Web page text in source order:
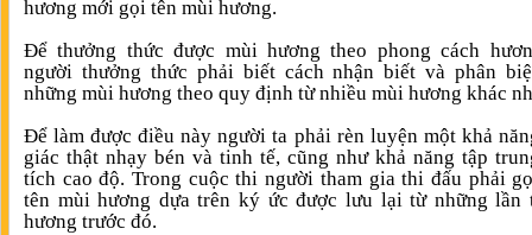
hương mới gọi tên mùi hương.
Để thưởng thức được mùi hương theo phong cách
người thưởng thức phải biết cách nhận biết và phân
những mùi hương theo quy định từ nhiều mùi hương khác
Để làm được điều này người ta phải rèn luyện một khả
giác thật nhạy bén và tinh tế, cũng như khả năng tập
tích cao độ. Trong cuộc thi người tham gia thi đấu phải
tên mùi hương dựa trên ký ức được lưu lại từ những lần
hương trước đó.